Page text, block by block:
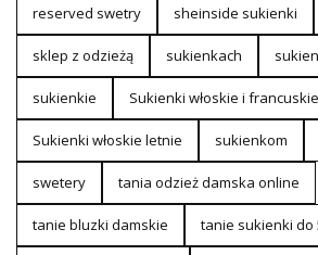
reserved swetry sheinside sukienki
sklep z odzieżą sukienkach
sukienkie Sukienki włoskie i francuskie
Sukienki włoskie letnie sukienkom
swetery tania odzież damska online
tanie bluzki damskie tanie sukienki do